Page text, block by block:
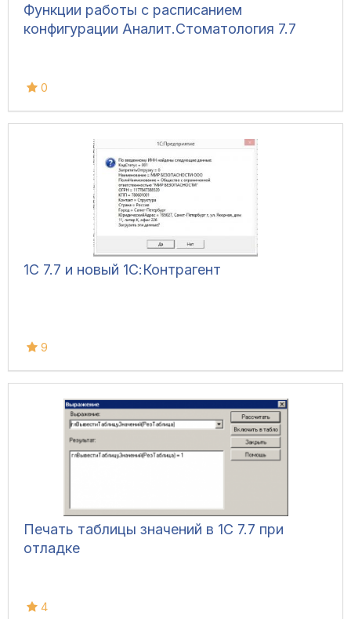
Функции работы с расписанием
конфигурации Аналит.Стоматология 7.7
0
1С 7.7 и новый 1С:Контрагент
9
Печать таблицы значений в 1С 7.7 при
отладке
4